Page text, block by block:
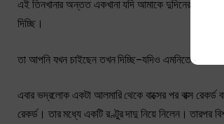
এই তিনখানার অন্তত একখানা যদি আমাকে দুদিনের জন্য
দিচ্ছি।
তা আপনি যখন চাইছেন তখন দিচ্ছি–যদিও এমনিতে আমি
এবার ভদ্রলোক একটা আলমারি থেকে বাক্সের পর বাক্স
রেকর্ড। তার মধ্যে একটি রণ্টুর দাদু নিয়ে নিলেন। তারপর